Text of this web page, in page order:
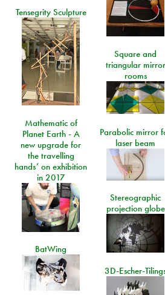
Tensegrity Sculpture
Square and
triangular mirror
rooms
Mathematic of
Planet Earth - A
new upgrade for
the travelling
hands’ on exhibition
in 2017
Parabolic mirror
laser beam
Stereographic
projection globe
BatWing
3D-Escher-